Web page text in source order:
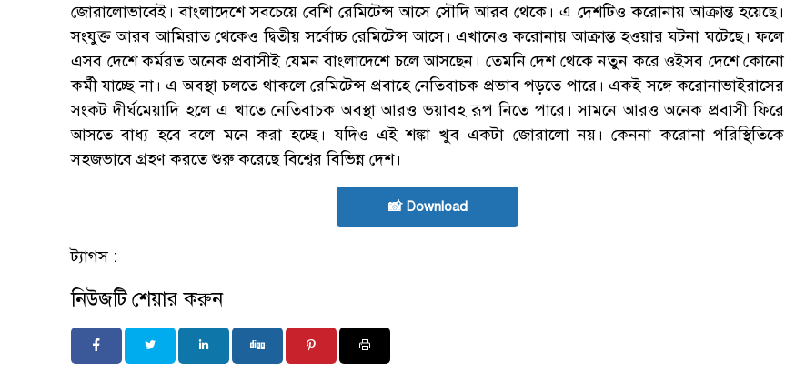
জোরালোভাবেই। বাংলাদেশে সবচেয়ে বেশি রেমিটেন্স আসে সৌদি আরব থেকে। এ দেশটিও করোনায় আক্রান্ত হয়েছে।
সংযুক্ত আরব আমিরাত থেকেও দ্বিতীয় সর্বোচ্চ রেমিটেন্স আসে। এখানেও করোনায় আক্রান্ত হওয়ার ঘটনা ঘটেছে। ফলে
এসব দেশে কর্মরত অনেক প্রবাসীই যেমন বাংলাদেশে চলে আসছেন। তেমনি দেশ থেকে নতুন করে ওইসব দেশে কোনো
কর্মী যাচ্ছে না। এ অবস্থা চলতে থাকলে রেমিটেন্স প্রবাহে নেতিবাচক প্রভাব পড়তে পারে। একই সঙ্গে করোনাভাইরাসের
সংকট দীর্ঘমেয়াদি হলে এ খাতে নেতিবাচক অবস্থা আরও ভয়াবহ রূপ নিতে পারে। সামনে আরও অনেক প্রবাসী ফিরে
আসতে বাধ্য হবে বলে মনে করা হচ্ছে। যদিও এই শঙ্কা খুব একটা জোরালো নয়। কেননা করোনা পরিস্থিতিকে
সহজভাবে গ্রহণ করতে শুরু করেছে বিশ্বের বিভিন্ন দেশ।
📸 Download
ট্যাগস :
নিউজটি শেয়ার করুন